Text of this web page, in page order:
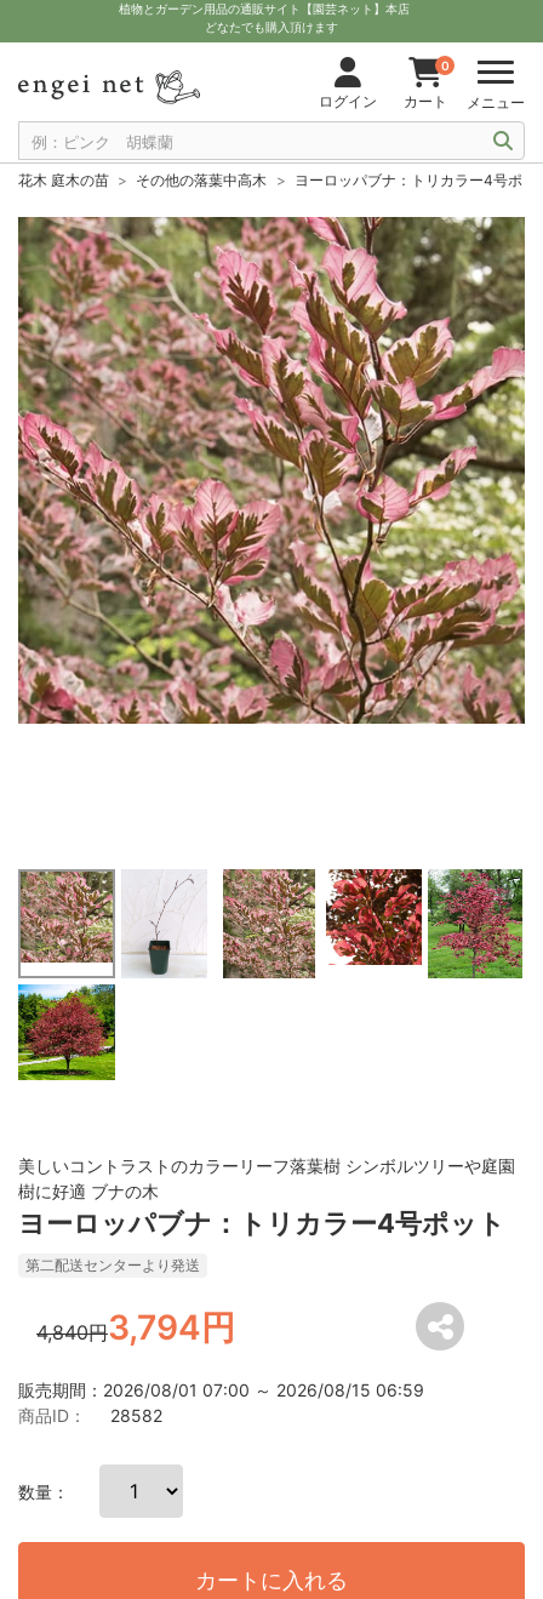
植物とガーデン用品の通販サイト【園芸ネット】本店
どなたでも購入頂けます
ログイン
0
カート メニュー
花木 庭木の苗 その他の落葉中高木 ヨーロッパブナ：トリカラー4号ポッ
美しいコントラストのカラーリーフ落葉樹 シンボルツリーや庭園
樹に好適 ブナの木
ヨーロッパブナ：トリカラー4号ポット
第二配送センターより発送
4,840円3,794円
販売期間：2026/08/01 07:00 ～ 2026/08/15 06:59
商品ID：
28582
数量：
カートに入れる